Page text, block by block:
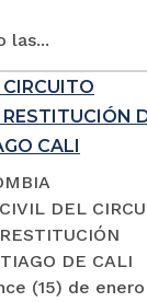
las...
CALI
DEL
DE CALI
(15) de